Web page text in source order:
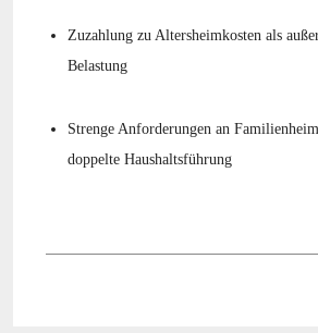
Zuzahlung zu Altersheimkosten als
Belastung
Strenge Anforderungen an
doppelte Haushaltsführung